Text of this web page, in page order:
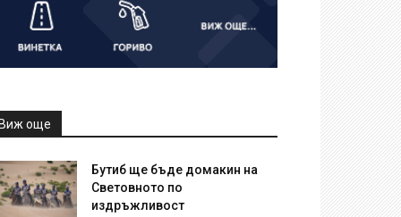
още
Бутиб ще бъде домакин на
Световното по
издръжливост